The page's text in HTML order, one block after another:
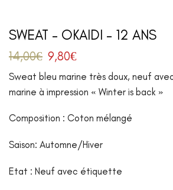
SWEAT – OKAIDI – 12 ANS
14,00€ 9,80€
Sweat bleu marine très doux, neuf
marine à impression « Winter is back »
Composition : Coton mélangé
Saison: Automne/Hiver
Etat : Neuf avec étiquette